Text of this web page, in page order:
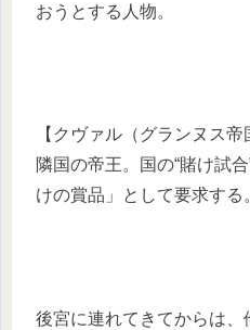
おうとする人物。
【クヴァル（グランヌス帝
隣国の帝王。国の“賭け試
けの賞品」として要求する
後宮に連れてきてからは